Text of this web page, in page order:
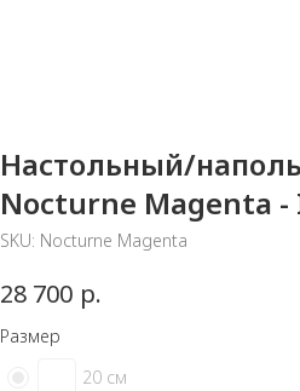
Настольный/
Nocturne Magenta -
SKU: Nocturne Magenta
28 700 р.
Размер
20 см